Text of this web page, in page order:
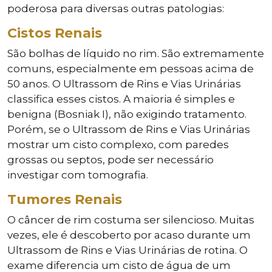
poderosa para diversas outras patologias:
Cistos Renais
São bolhas de líquido no rim. São extremamente
comuns, especialmente em pessoas acima de
50 anos. O Ultrassom de Rins e Vias Urinárias
classifica esses cistos. A maioria é simples e
benigna (Bosniak I), não exigindo tratamento.
Porém, se o Ultrassom de Rins e Vias Urinárias
mostrar um cisto complexo, com paredes
grossas ou septos, pode ser necessário
investigar com tomografia.
Tumores Renais
O câncer de rim costuma ser silencioso. Muitas
vezes, ele é descoberto por acaso durante um
Ultrassom de Rins e Vias Urinárias de rotina. O
exame diferencia um cisto de água de um